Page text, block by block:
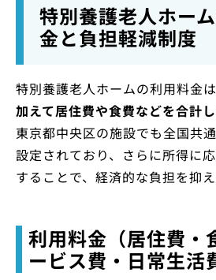
特別養護老人ホー
金と負担軽減制度
特別養護老人ホームの利用料金は
加えて居住費や食費などを合計し
東京都中央区の施設でも全国共
設定されており、さらに所得に
することで、経済的な負担を抑
利用料金（居住費・
ービス費・日常生活